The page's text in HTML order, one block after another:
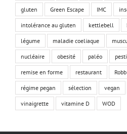
gluten Green Escape IMC
intolérance au gluten kettlebell
légume maladie coeliaque
nucléaire obesité paléo
remise en forme restaurant
régime pegan sélection vegan
vinaigrette vitamine D WOD